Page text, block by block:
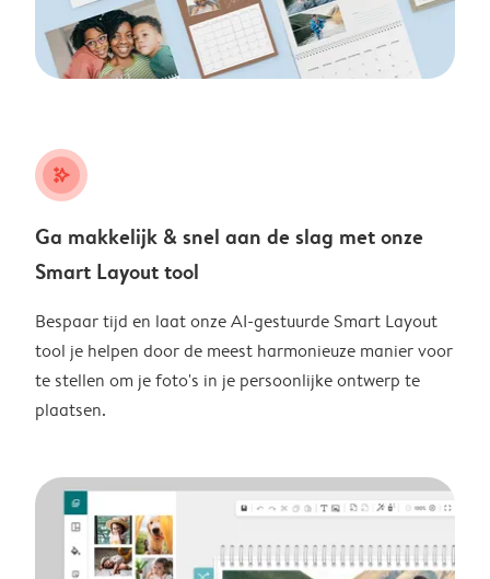
stars_plus
Ga makkelijk & snel aan de slag met onze
Smart Layout tool
Bespaar tijd en laat onze AI-gestuurde Smart Layout
tool je helpen door de meest harmonieuze manier voor
te stellen om je foto's in je persoonlijke ontwerp te
plaatsen.